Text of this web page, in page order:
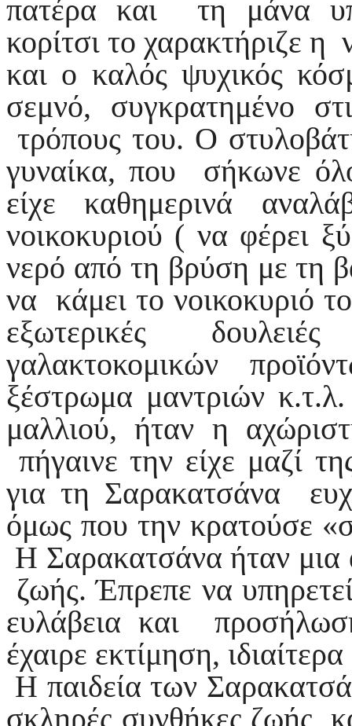
πατέρα και τη μάνα
κορίτσι το χαρακτήριζε
και ο καλός ψυχικός
σεμνό, συγκρατημένο
τρόπους του. Ο
γυναίκα, που σήκωνε
είχε καθημερινά
νοικοκυριού ( να φέρει
νερό από τη βρύση με τη
να κάμει το νοικοκυριό
εξωτερικές
γαλακτοκομικών
ξέστρωμα μαντριών
μαλλιού, ήταν η
πήγαινε την είχε μαζί
για τη Σαρακατσάνα
όμως που την κρατούσε
Η Σαρακατσάνα ήταν μια
ζωής. Έπρεπε να
ευλάβεια και
έχαιρε εκτίμηση,
Η παιδεία των
σκληρές συνθήκες ζωής